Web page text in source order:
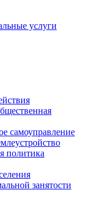
услуги
самоуправление
политика
занятости